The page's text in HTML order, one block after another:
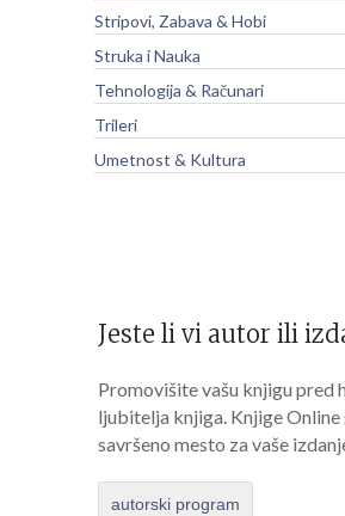
Stripovi, Zabava & Hobi
Struka i Nauka
Tehnologija & Računari
Trileri
Umetnost & Kultura
Jeste li vi autor ili
Promovišite vašu knjigu pred
ljubitelja knjiga. Knjige Online
savršeno mesto za vaše
autorski program